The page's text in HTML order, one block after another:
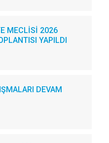
MECLİSİ 2026
YAPILDI
DEVAM